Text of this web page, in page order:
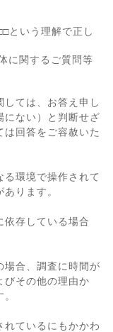
という理解で正し
に関するご質問等
しては、お答え申し
にない）と判断せざ
は回答をご容赦いた
環境で操作されて
ります。
依存している場合
場合、調査に時間が
びその他の理由か
れているにもかかわ